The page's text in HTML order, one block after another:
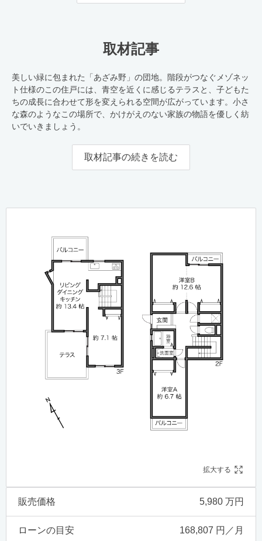
取材記事
美しい緑に包まれた「あざみ野」の団地。階段がつなぐメゾネッ
ト仕様のこの住戸には、青空を近くに感じるテラスと、子どもた
ちの成長に合わせて形を変えられる空間が広がっています。小さ
な森のようなこの場所で、かけがえのない家族の物語を優しく紡
いでいきましょう。
取材記事の続きを読む
拡大する
販売価格 5,980 万円
ローンの目安 168,807 円／月